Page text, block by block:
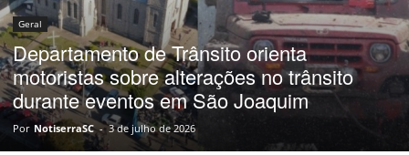
Geral
Departamento de Trânsito orienta
motoristas sobre alterações no trânsito
durante eventos em São Joaquim
Por NotiserraSC - 3 de julho de 2026